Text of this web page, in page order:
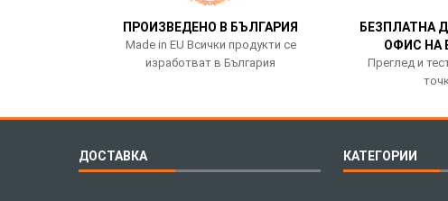
ПРОИЗВЕДЕНО В БЪЛГАРИЯ
Made in EU Всички продукти се
изработват в България
БЕЗПЛАТНА
ОФИС НА
Преглед и
ДОСТАВКА КАТЕГОРИИ